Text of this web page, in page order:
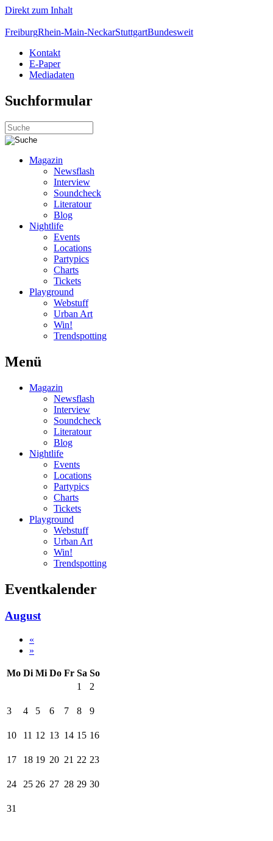
Direkt zum Inhalt
FreiburgRhein-Main-NeckarStuttgartBundesweit
Kontakt
E-Paper
Mediadaten
Suchformular
Magazin
Newsflash
Interview
Soundcheck
Literatour
Blog
Nightlife
Events
Locations
Partypics
Charts
Tickets
Playground
Webstuff
Urban Art
Win!
Trendspotting
Menü
Magazin
Newsflash
Interview
Soundcheck
Literatour
Blog
Nightlife
Events
Locations
Partypics
Charts
Tickets
Playground
Webstuff
Urban Art
Win!
Trendspotting
Eventkalender
August
«
»
Mo Di Mi Do Fr Sa So
1
2
3 4 5 6 7 8 9
10 11 12 13 14 15 16
17 18 19 20 21 22 23
24 25 26 27 28 29 30
31